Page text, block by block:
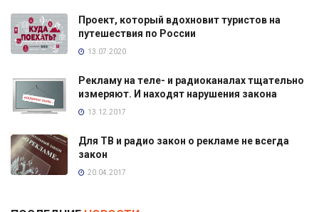
Проект, который вдохновит туристов на
путешествия по России
13.07.2020
Рекламу на теле- и радиоканалах тщательно
измеряют. И находят нарушения закона
13.12.2017
Для ТВ и радио закон о рекламе не всегда
закон
20.04.2017